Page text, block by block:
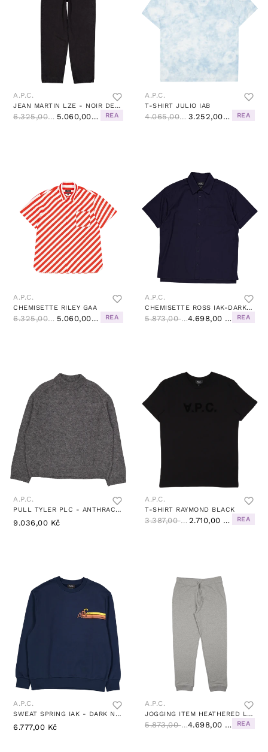
A.P.C.
JEAN MARTIN LZE - NOIR DELAVE
6.325,00 Kč 5.060,00 Kč REA
A.P.C.
T-SHIRT JULIO IAB
4.065,00 Kč 3.252,00 Kč REA
A.P.C.
CHEMISETTE RILEY GAA
6.325,00 Kč 5.060,00 Kč REA
A.P.C.
CHEMISETTE ROSS IAK-DARK NAVY
5.873,00 Kč 4.698,00 Kč REA
A.P.C.
PULL TYLER PLC - ANTHRACITE CHINE
9.036,00 Kč
A.P.C.
T-SHIRT RAYMOND BLACK
3.387,00 Kč 2.710,00 Kč REA
A.P.C.
SWEAT SPRING IAK - DARK NAVY
6.777,00 Kč
A.P.C.
JOGGING ITEM HEATHERED LIGHT GREY
5.873,00 Kč 4.698,00 Kč REA